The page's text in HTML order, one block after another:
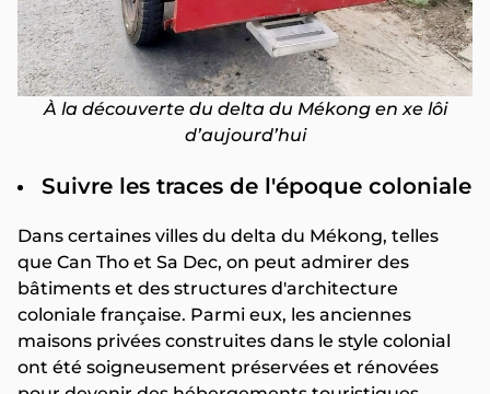
À la découverte du delta du Mékong en xe lôi
d’aujourd’hui
Suivre les traces de l'époque coloniale
Dans certaines villes du delta du Mékong, telles
que Can Tho et Sa Dec, on peut admirer des
bâtiments et des structures d'architecture
coloniale française. Parmi eux, les anciennes
maisons privées construites dans le style colonial
ont été soigneusement préservées et rénovées